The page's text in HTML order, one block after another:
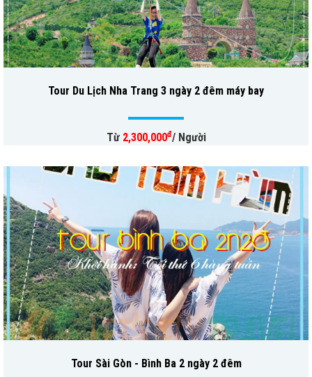
Tour Du Lịch Nha Trang 3 ngày 2 đêm máy bay
Từ 2,300,000đ/ Người
Tour Sài Gòn - Bình Ba 2 ngày 2 đêm